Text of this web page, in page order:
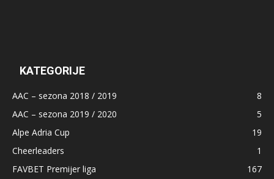
KATEGORIJE
AAC – sezona 2018 / 2019
8
AAC – sezona 2019 / 2020
5
Alpe Adria Cup
19
Cheerleaders
1
FAVBET Premijer liga
167